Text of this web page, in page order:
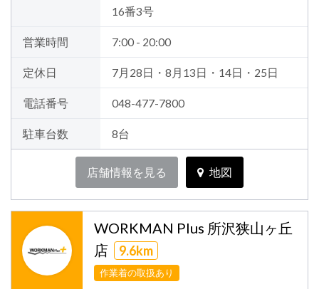
16番3号
営業時間 7:00 - 20:00
定休日 7月28日・8月13日・14日・25日
電話番号 048-477-7800
駐車台数 8台
店舗情報を見る 地図
WORKMAN Plus 所沢狭山ヶ丘
店
9.6km
作業着の取扱あり